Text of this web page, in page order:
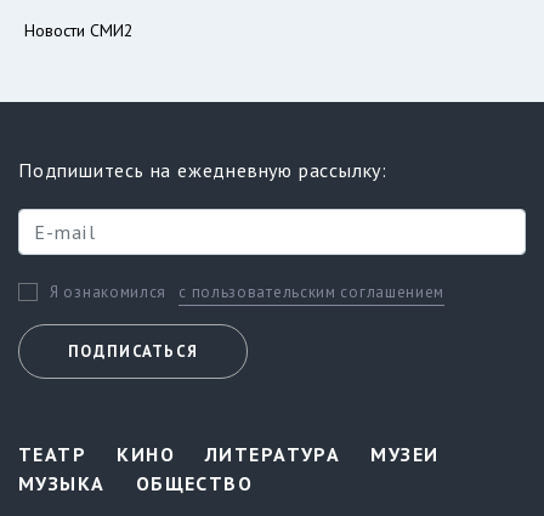
Новости СМИ2
Подпишитесь на ежедневную рассылку:
Я ознакомился с пользовательским соглашением
ПОДПИСАТЬСЯ
ТЕАТР КИНО ЛИТЕРАТУРА
МУЗЕИ
МУЗЫКА
ОБЩЕСТВО